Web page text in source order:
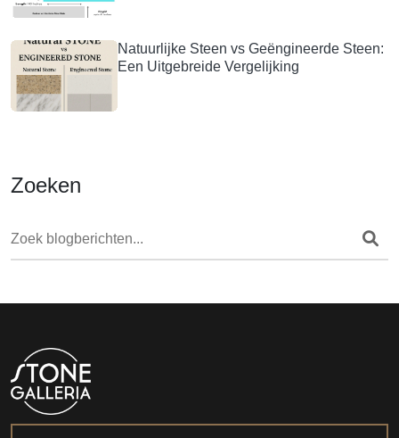
Natuurlijke Steen vs Geëngineerde Steen:
Een Uitgebreide Vergelijking
Zoeken